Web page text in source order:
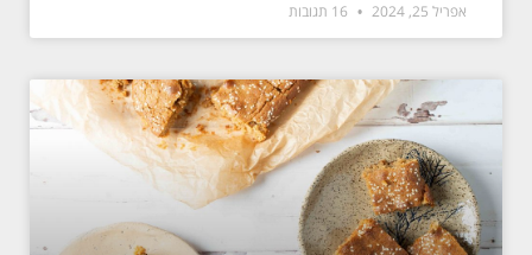
אפריל 25, 2024